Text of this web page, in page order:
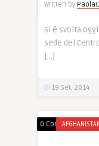
22 Feb, 2015
Written by
Si è svolta
sede del
[…]
19 Set, 2014
0 Comments